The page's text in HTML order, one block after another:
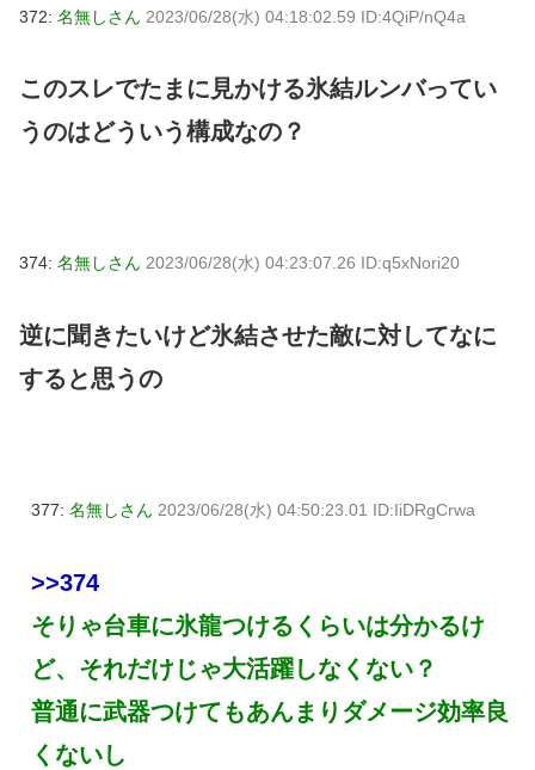
372: 名無しさん 2023/06/28(水) 04:18:02.59 ID:4QiP/nQ4a
このスレでたまに見かける氷結ルンバってい
うのはどういう構成なの？
374: 名無しさん 2023/06/28(水) 04:23:07.26 ID:q5xNori20
逆に聞きたいけど氷結させた敵に対してなに
すると思うの
377: 名無しさん 2023/06/28(水) 04:50:23.01 ID:IiDRgCrwa
>>374
そりゃ台車に氷龍つけるくらいは分かるけ
ど、それだけじゃ大活躍しなくない？
普通に武器つけてもあんまりダメージ効率良
くないし